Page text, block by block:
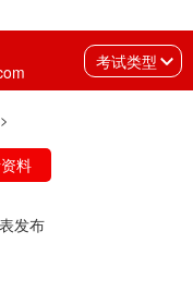
考试类型
>
料
发布